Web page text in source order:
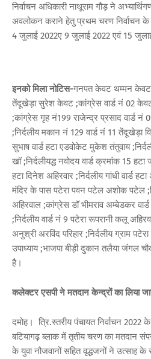
निर्वाचन अधिकारी नाथूराम गौड़ ने
अवलोकन कराने हेतु प्रथम चरण निर्वाचन
4 जुलाई 2022ए 9 जुलाई 2022 एवं 15
इनको मिला नोटिस-गनपत केवट थम्मन केवट
तेंदूखेड़ा सुरेश केवट ;कांग्रेस वार्ड नं 02
;कांग्रेस गृह नं199 राजेन्द्र प्रसाद वार्ड नं
;निर्दलीय मकान नं 129 वार्ड नं 11 तेंदूखेड़ा
सुभाष वार्ड हटा एडवोकेट मुकेश तंतुवाय
खॉ ;निर्दलीयद्ध नवोदय वार्ड क्रमांक 15 हटा
हटा दिनेश अहिरवार ;निर्दलीय गांधी वार्ड
मंदिर के पास पटेरा पवन पटेल अशोक पटेल
अहिरवाल ;कांग्रेस डॉ भीमराव अम्बेडकर
;निर्दलीय वार्ड नं 9 पटेरा रूपरानी कलू
अनुश्री अरविंद परिहार ;निर्दलीय ग्राम
उपाध्याय ;भाजपा बीड़ी दुकान तलैया जंगल
है।
कलेक्टर एसपी ने मतदान केन्द्रों का लिया
दमोह। त्रि.स्तरीय पंचायत निर्वाचन
बटियागढ़ ब्लाक में तृतीय चरण का मतदान
के युवा नौजवानों सहित वृद्धजनों ने उत्साह